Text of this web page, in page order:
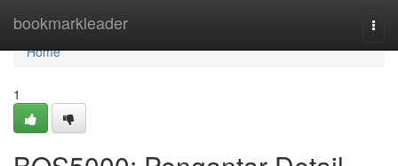
bookmarkleader
Home
Home
1